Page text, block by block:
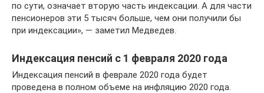
по сути, означает вторую часть индексации. А для части
пенсионеров эти 5 тысяч больше, чем они получили бы
при индексации», — заметил Медведев.
Индексация пенсий с 1 февраля 2020 года
Индексация пенсий в феврале 2020 года будет
проведена в полном объеме на инфляцию 2020 года.